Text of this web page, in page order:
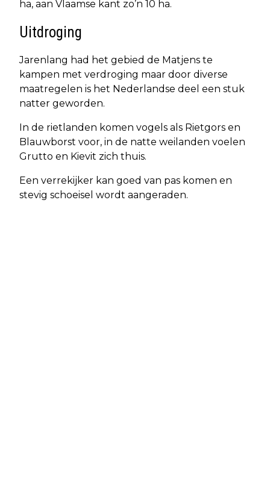
ha, aan Vlaamse kant zo’n 10 ha.
Uitdroging
Jarenlang had het gebied de Matjens te
kampen met verdroging maar door diverse
maatregelen is het Nederlandse deel een stuk
natter geworden.
In de rietlanden komen vogels als Rietgors en
Blauwborst voor, in de natte weilanden voelen
Grutto en Kievit zich thuis.
Een verrekijker kan goed van pas komen en
stevig schoeisel wordt aangeraden.